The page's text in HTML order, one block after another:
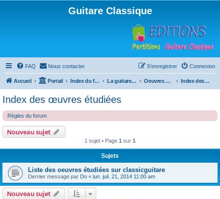
Guitare Classique
FAQ Nous contacter Connexion
S’enregistrer
Accueil Portail Index du forum La guitare : instrument, cours et théorie Oeuvres à la loupe Index des œuvres étudiées
Index des œuvres étudiées
Règles du forum
Nouveau sujet
1 sujet • Page 1 sur 1
Sujets
Liste des oeuvres étudiées sur classicguitare
Dernier message par Do « lun. juil. 21, 2014 11:00 am
Nouveau sujet